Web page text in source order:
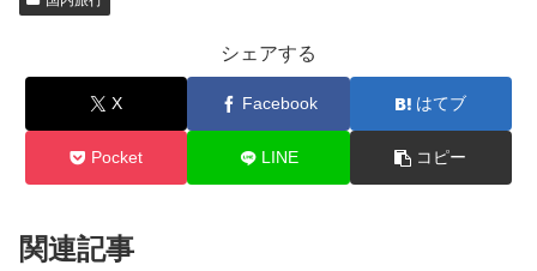
シェアする
X Facebook はてブ
Pocket LINE コピー
関連記事